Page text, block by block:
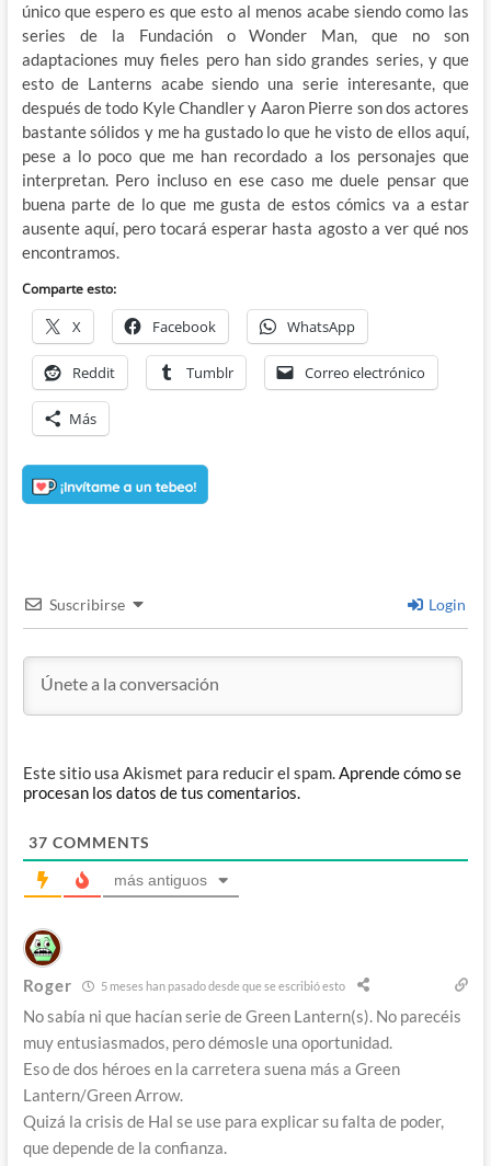
único que espero es que esto al menos acabe siendo como las
series de la Fundación o Wonder Man, que no son
adaptaciones muy fieles pero han sido grandes series, y que
esto de Lanterns acabe siendo una serie interesante, que
después de todo Kyle Chandler y Aaron Pierre son dos actores
bastante sólidos y me ha gustado lo que he visto de ellos aquí,
pese a lo poco que me han recordado a los personajes que
interpretan. Pero incluso en ese caso me duele pensar que
buena parte de lo que me gusta de estos cómics va a estar
ausente aquí, pero tocará esperar hasta agosto a ver qué nos
encontramos.
Comparte esto:
X Facebook WhatsApp
Reddit Tumblr Correo electrónico
Más
Suscribirse Login
Este sitio usa Akismet para reducir el spam.Aprende cómo se
procesan los datos de tus comentarios.
37 COMMENTS
más antiguos
Roger 5 meses han pasado desde que se escribió esto
No sabía ni que hacían serie de Green Lantern(s). No parecéis
muy entusiasmados, pero démosle una oportunidad.
Eso de dos héroes en la carretera suena más a Green
Lantern/Green Arrow.
Quizá la crisis de Hal se use para explicar su falta de poder,
que depende de la confianza.